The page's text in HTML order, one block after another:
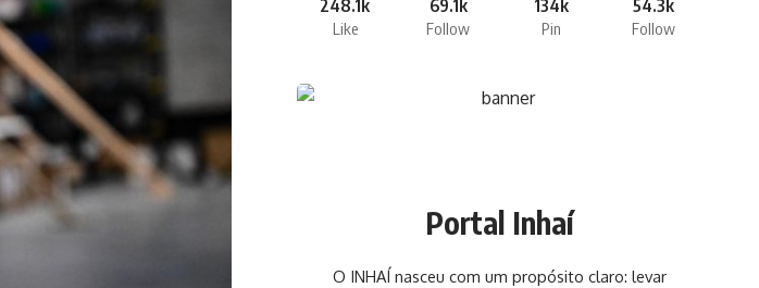
248.1k
Like
69.1k
Follow
134k
Pin
54.3k
Follow
Portal Inhaí
O INHAÍ nasceu com um propósito claro: levar